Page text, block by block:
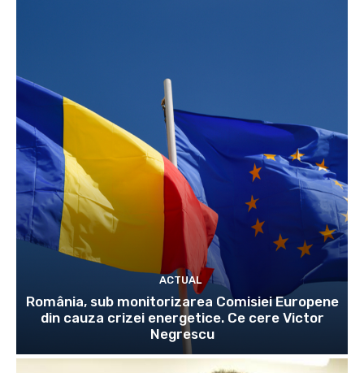
ACTUAL
România, sub monitorizarea Comisiei Europene
din cauza crizei energetice. Ce cere Victor
Negrescu